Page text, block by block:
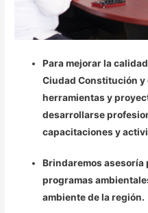
Para mejorar la
Ciudad Constitución
herramientas y
desarrollarse
capacitaciones y
Brindaremos
programas
ambiente de la región.